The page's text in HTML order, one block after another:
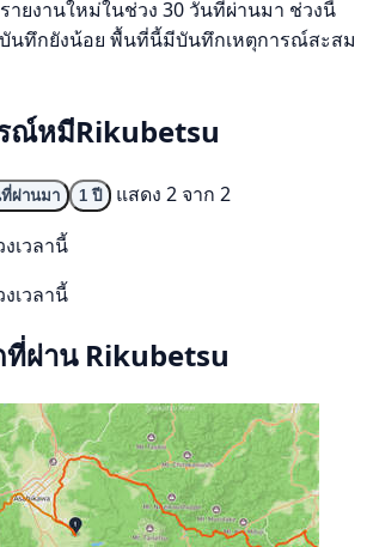
ายงานใหม่ในช่วง 30 วันที่ผ่านมา ช่วงนี้
บันทึกยังน้อย พื้นที่นี้มีบันทึกเหตุการณ์สะสม
ณ์หมีRikubetsu
ผ่านมา 1 ปี
แสดง 2 จาก 2
เวลานี้
เวลานี้
ที่ผ่าน Rikubetsu